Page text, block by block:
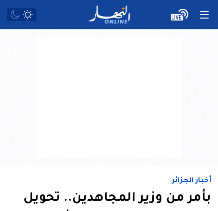
أخبار الجزائر
بأمر من وزير المجاهدين.. تحويل